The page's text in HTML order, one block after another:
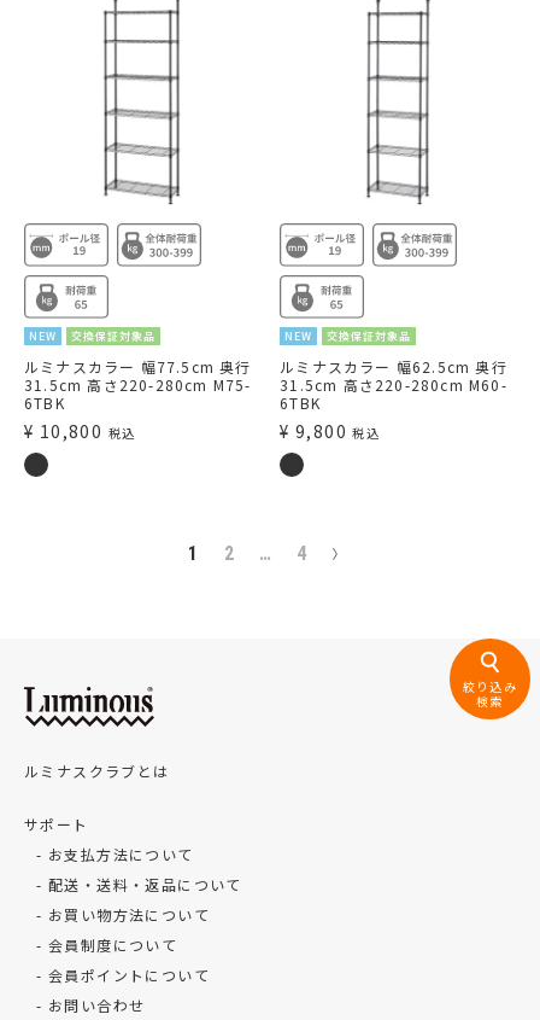
NEW 交換保証対象品
ルミナスカラー 幅77.5cm 奥行
31.5cm 高さ220-280cm M75-
6TBK
¥ 10,800 税込
NEW 交換保証対象品
ルミナスカラー 幅62.5cm 奥行
31.5cm 高さ220-280cm M60-
6TBK
¥ 9,800 税込
1 2 … 4
絞り込み
検索
ルミナスクラブとは
サポート
お支払方法について
配送・送料・返品について
お買い物方法について
会員制度について
会員ポイントについて
お問い合わせ